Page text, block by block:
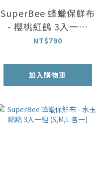
SuperBee 蜂蠟保鮮布
- 櫻桃紅鶴 3入一組
(S,M,L 各一)
NT$790
加入購物車